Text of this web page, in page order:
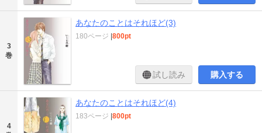
3
巻
あなたのことはそれほど(3)
180ページ 800pt
試し読み 購入する
4
あなたのことはそれほど(4)
183ページ 800pt